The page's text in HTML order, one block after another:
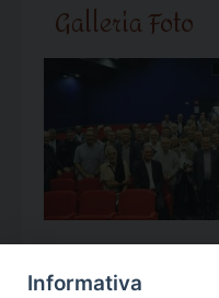
Galleria Foto
Informativa